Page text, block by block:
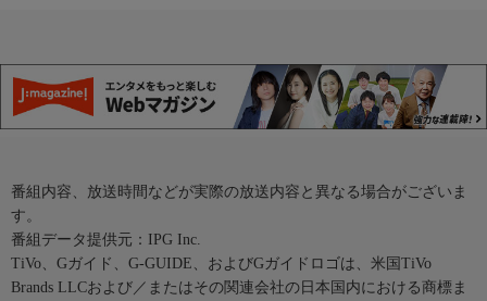
番組内容、放送時間などが実際の放送内容と異なる場合がございま
す。
番組データ提供元：IPG Inc.
TiVo、Gガイド、G-GUIDE、およびGガイドロゴは、米国TiVo
Brands LLCおよび／またはその関連会社の日本国内における商標ま